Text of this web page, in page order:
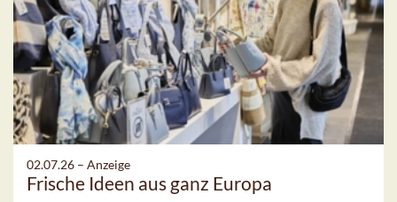
02.07.26 – Anzeige
Frische Ideen aus ganz Europa